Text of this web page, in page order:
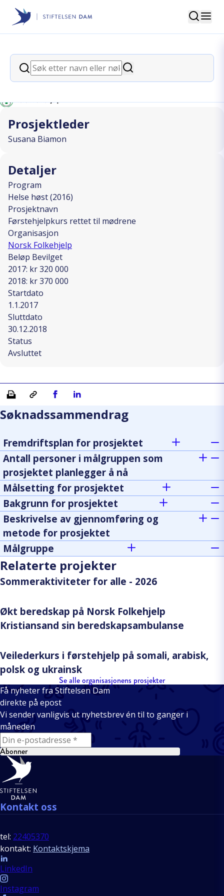
Stiftelsen Dam
Søk
Søk
Søk
back
Førstehjelpkurs rettet til mødrene
Prosjektleder
Susana Biamon
Detaljer
Program
Helse høst (2016)
Prosjektnavn
Førstehjelpkurs rettet til mødrene
Organisasjon
Norsk Folkehjelp
Beløp Bevilget
2017: kr 320 000
2018: kr 370 000
Startdato
1.1.2017
Sluttdato
30.12.2018
Status
Avsluttet
Skriv ut Kopiera länkDel på Facebook
Del på Linkedin
Søknadssammendrag
Fremdriftsplan for prosjektet
Antall personer i målgruppen som
prosjektet planlegger å nå
Målsetting for prosjektet
Bakgrunn for prosjektet
Beskrivelse av gjennomføring og
metode for prosjektet
Målgruppe
Relaterte projekter
Sommeraktiviteter for alle - 2026
Økt beredskap på Norsk Folkehjelp
Kristiansand sin beredskapsambulanse
Veilederkurs i førstehjelp på somali, arabisk,
polsk og ukrainsk
Se alle organisasjonens prosjekter
Få nyheter fra Stiftelsen Dam
direkte på epost
Vi sender vanligvis ut nyhetsbrev én til to ganger i
måneden
E-mail
Abonner
Bunntekst
Kontakt oss
tel: 22405370
kontakt: Kontaktskjema
Follow us
LinkedIn
Instagram